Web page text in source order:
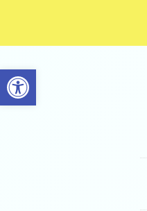
פתח סרגל נגישות